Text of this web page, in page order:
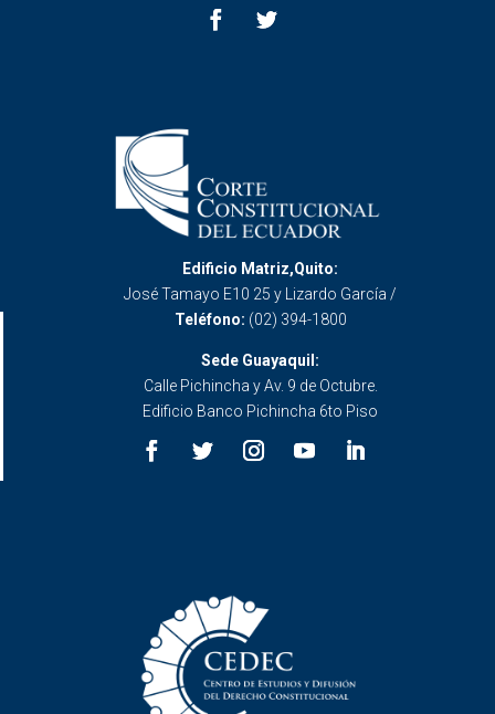
Edificio Matriz,Quito:
José Tamayo E10 25 y Lizardo García /
Teléfono: (02) 394-1800
Sede Guayaquil:
Calle Pichincha y Av. 9 de Octubre.
Edificio Banco Pichincha 6to Piso